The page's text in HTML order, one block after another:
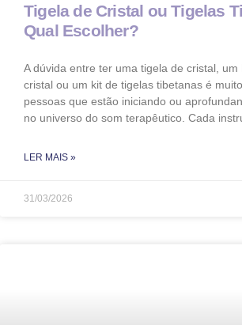
Tigela de Cristal ou Tigelas
Qual Escolher?
A dúvida entre ter uma tigela de cristal, um
cristal ou um kit de tigelas tibetanas é
pessoas que estão iniciando ou
no universo do som terapêutico. Cada
LER MAIS »
31/03/2026